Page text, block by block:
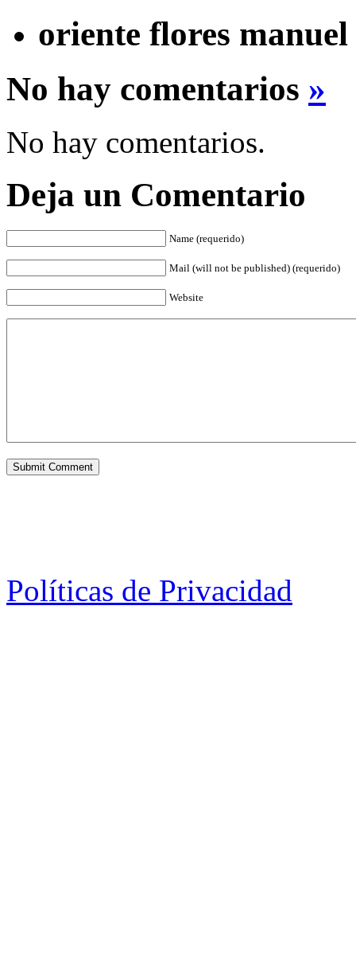
oriente flores
No hay comentarios »
No hay comentarios.
Deja un Comentario
Name (requerido)
Mail (will not be published) (requerido)
Website
Políticas de Privacidad